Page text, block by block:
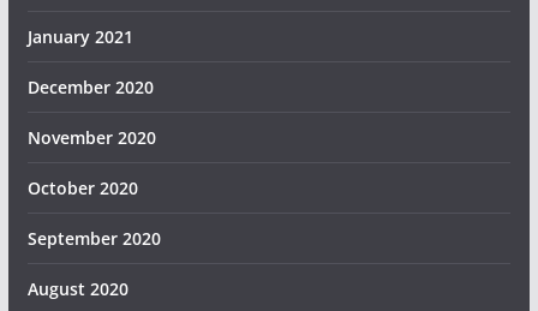
January 2021
December 2020
November 2020
October 2020
September 2020
August 2020